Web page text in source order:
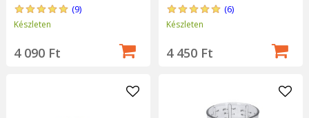
(9)
Készleten
4 090 Ft
(6)
Készleten
4 450 Ft